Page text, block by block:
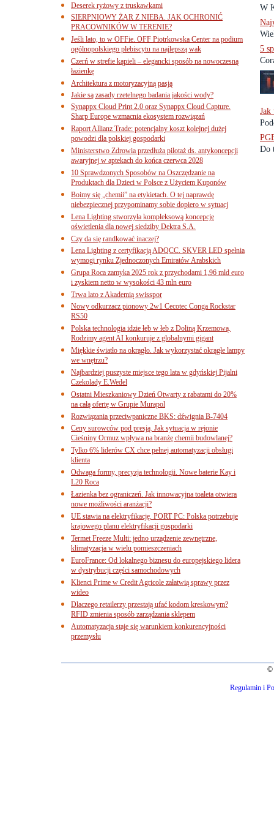
W
5
Jak
Do
Deserek ryżowy z truskawkami
SIERPNIOWY ŻAR Z NIEBA. JAK OCHRONIĆ
PRACOWNIKÓW W TERENIE?
Jeśli lato, to w OFFie. OFF Piotrkowska Center na podium
ogólnopolskiego plebiscytu na najlepszą wak
Czerń w strefie kąpieli – elegancki sposób na nowoczesną
łazienkę
Architektura z motoryzacyjną pasją
Jakie są zasady rzetelnego badania jakości wody?
Synappx Cloud Print 2.0 oraz Synappx Cloud Capture.
Sharp Europe wzmacnia ekosystem rozwiązań
Raport Allianz Trade: potencjalny koszt kolejnej dużej
powodzi dla polskiej gospodarki
Ministerstwo Zdrowia przedłuża pilotaż ds. antykoncepcji
awaryjnej w aptekach do końca czerwca 2028
10 Sprawdzonych Sposobów na Oszczędzanie na
Produktach dla Dzieci w Polsce z Użyciem Kuponów
Boimy się „chemii” na etykietach. O tej naprawdę
niebezpiecznej przypominamy sobie dopiero w sytuacj
Lena Lighting stworzyła kompleksową koncepcję
oświetlenia dla nowej siedziby Dektra S.A.
Czy da się randkować inaczej?
Lena Lighting z certyfikacją ADQCC. SKVER LED spełnia
wymogi rynku Zjednoczonych Emiratów Arabskich
Grupa Roca zamyka 2025 rok z przychodami 1,96 mld euro
i zyskiem netto w wysokości 43 mln euro
Trwa lato z Akademią swisspor
Nowy odkurzacz pionowy 2w1 Cecotec Conga Rockstar
RS50
Polska technologia idzie łeb w łeb z Doliną Krzemową.
Rodzimy agent AI konkuruje z globalnymi gigant
Miękkie światło na okrągło. Jak wykorzystać okrągłe lampy
we wnętrzu?
Najbardziej puszyste miejsce tego lata w gdyńskiej Pijalni
Czekolady E.Wedel
Ostatni Mieszkaniowy Dzień Otwarty z rabatami do 20%
na całą ofertę w Grupie Murapol
Rozwiązania przeciwpaniczne BKS: dźwignia B-7404
Ceny surowców pod presją. Jak sytuacja w rejonie
Cieśniny Ormuz wpływa na branżę chemii budowlanej?
Tylko 6% liderów CX chce pełnej automatyzacji obsługi
klienta
Odwaga formy, precyzja technologii. Nowe baterie Kay i
L20 Roca
Łazienka bez ograniczeń. Jak innowacyjna toaleta otwiera
nowe możliwości aranżacji?
UE stawia na elektryfikację. PORT PC: Polska potrzebuje
krajowego planu elektryfikacji gospodarki
Termet Freeze Multi: jedno urządzenie zewnętrzne,
klimatyzacja w wielu pomieszczeniach
EuroFrance: Od lokalnego biznesu do europejskiego lidera
w dystrybucji części samochodowych
Klienci Prime w Credit Agricole załatwią sprawy przez
wideo
Dlaczego retailerzy przestają ufać kodom kreskowym?
RFID zmienia sposób zarządzania sklepem
Automatyzacja staje się warunkiem konkurencyjności
przemysłu
©
Regulamin i